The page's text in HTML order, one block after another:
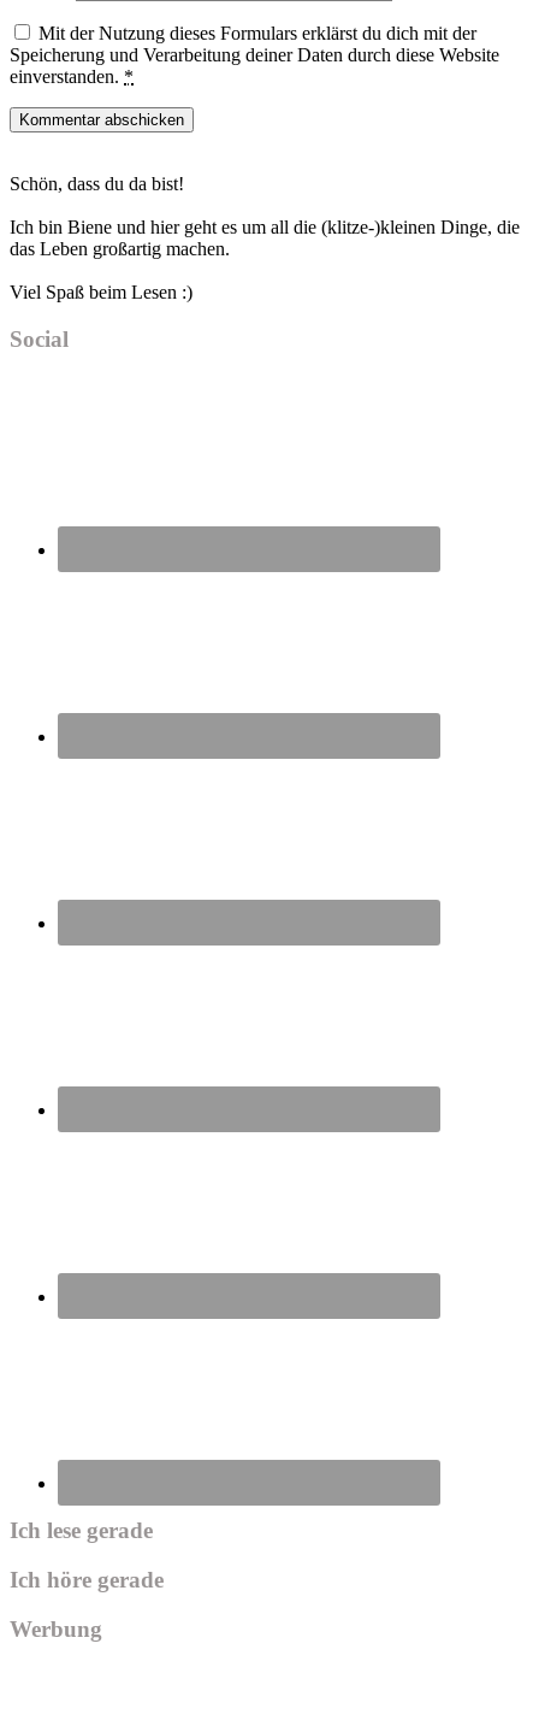
Mit der Nutzung dieses Formulars erklärst du dich mit der
Speicherung und Verarbeitung deiner Daten durch diese Website
einverstanden. *
Sidebar
Schön, dass du da bist!
Ich bin Biene und hier geht es um all die (klitze-)kleinen Dinge, die
das Leben großartig machen.
Viel Spaß beim Lesen :)
Social
Ich lese gerade
Ich höre gerade
Werbung